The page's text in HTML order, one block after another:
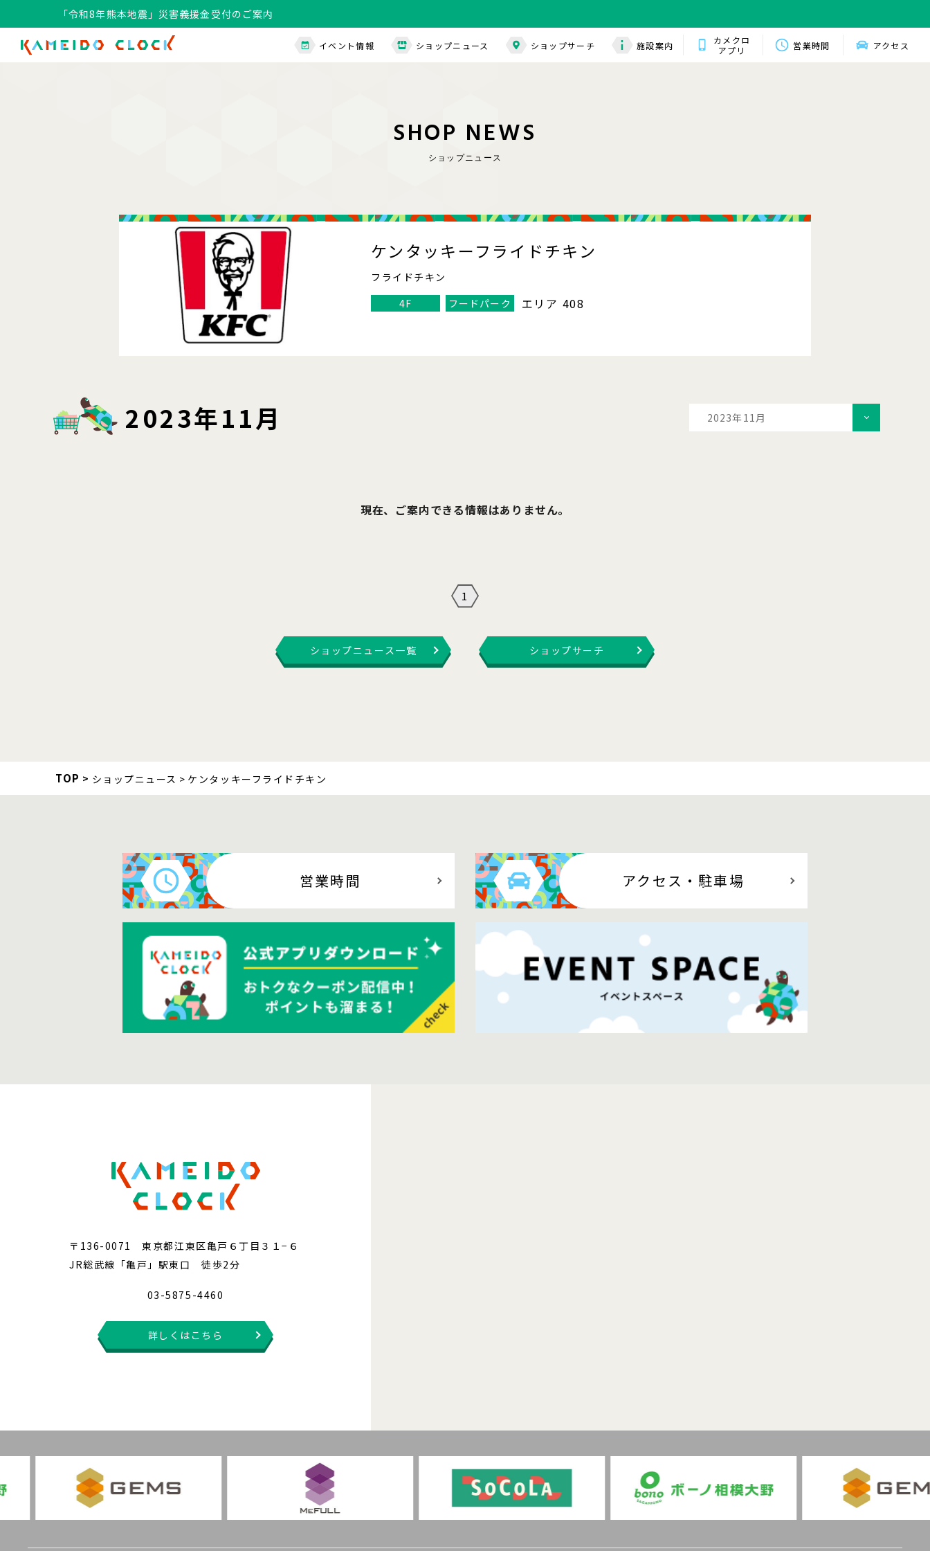
「令和8年熊本地震」災害義援金受付のご案内
イベント情報 ショップニュース ショップサーチ 施設案内
カメクロ
アプリ
営業時間 アクセス
SHOP NEWS
ショップニュース
ケンタッキーフライドチキン
フライドチキン
4F
フードパーク エリア 408
2023年11月
2023年11月
現在、ご案内できる情報はありません。
1
ショップニュース一覧 ショップサーチ
TOP ショップニュース ケンタッキーフライドチキン
営業時間 アクセス ・駐車場
〒136-0071 東京都江東区亀戸６丁目３１−６
JR総武線「亀戸」駅東口 徒歩2分
03-5875-4460
詳しくはこちら